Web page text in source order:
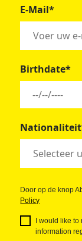
E-Mail*
Birthdate*
Door op de knop
Policy
I would like
information